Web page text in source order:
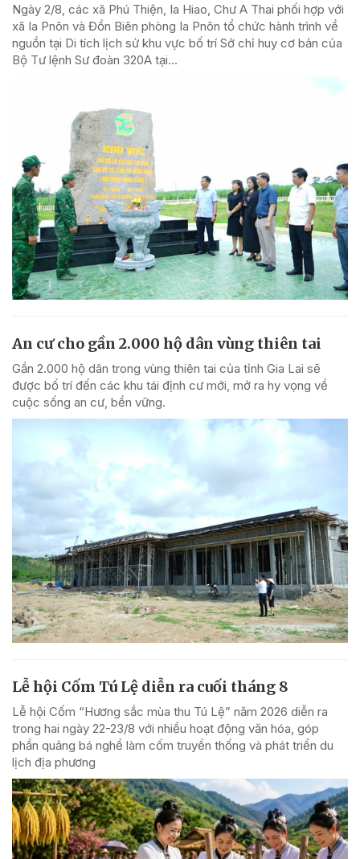
Ngày 2/8, các xã Phú Thiện, Ia Hiao, Chư A Thai phối hợp với
xã Ia Pnôn và Đồn Biên phòng Ia Pnôn tổ chức hành trình về
nguồn tại Di tích lịch sử khu vực bố trí Sở chỉ huy cơ bản của
Bộ Tư lệnh Sư đoàn 320A tại...
An cư cho gần 2.000 hộ dân vùng thiên tai
Gần 2.000 hộ dân trong vùng thiên tai của tỉnh Gia Lai sẽ
được bố trí đến các khu tái định cư mới, mở ra hy vọng về
cuộc sống an cư, bền vững.
Lễ hội Cốm Tú Lệ diễn ra cuối tháng 8
Lễ hội Cốm “Hương sắc mùa thu Tú Lệ” năm 2026 diễn ra
trong hai ngày 22-23/8 với nhiều hoạt động văn hóa, góp
phần quảng bá nghề làm cốm truyền thống và phát triển du
lịch địa phương